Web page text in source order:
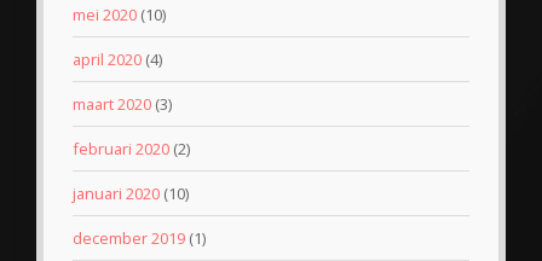
mei 2020 (10)
april 2020 (4)
maart 2020 (3)
februari 2020 (2)
januari 2020 (10)
december 2019 (1)